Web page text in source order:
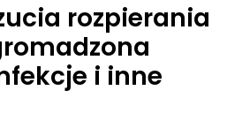
rozpierania
i inne